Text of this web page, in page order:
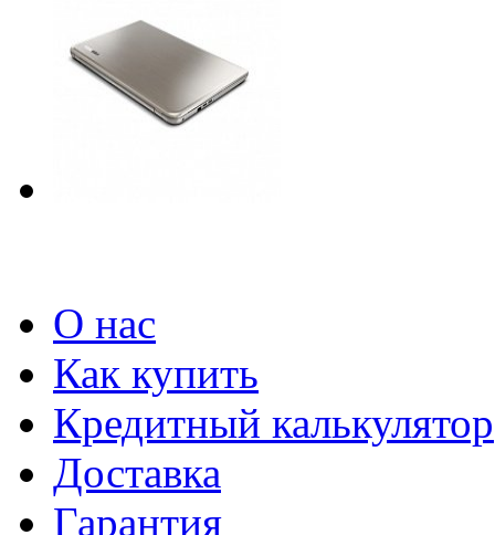
О нас
Как купить
Кредитный калькулятор
Доставка
Гарантия